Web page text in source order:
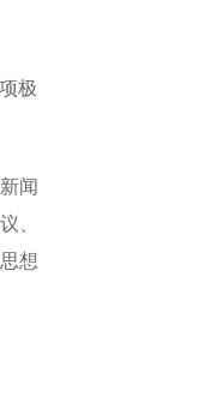
极
闻
、
想